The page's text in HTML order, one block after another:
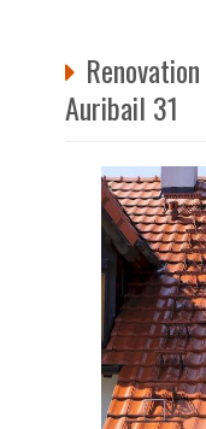
Auribail 31